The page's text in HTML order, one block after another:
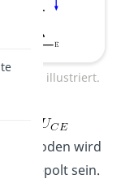
Dioden illustriert.
Dioden wird
gepolt sein.